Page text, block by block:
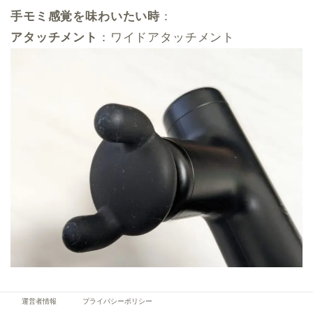
手モミ感覚を味わいたい時 ：
アタッチメント ：ワイドアタッチメント
運営者情報 プライバシーポリシー